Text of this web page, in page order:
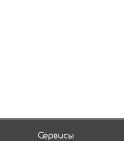
Сервисы